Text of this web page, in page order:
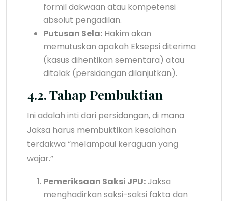
formil dakwaan atau kompetensi
absolut pengadilan.
Putusan Sela: Hakim akan
memutuskan apakah Eksepsi diterima
(kasus dihentikan sementara) atau
ditolak (persidangan dilanjutkan).
4.2. Tahap Pembuktian
Ini adalah inti dari persidangan, di mana
Jaksa harus membuktikan kesalahan
terdakwa “melampaui keraguan yang
wajar.”
Pemeriksaan Saksi JPU:Jaksa
menghadirkan saksi-saksi fakta dan